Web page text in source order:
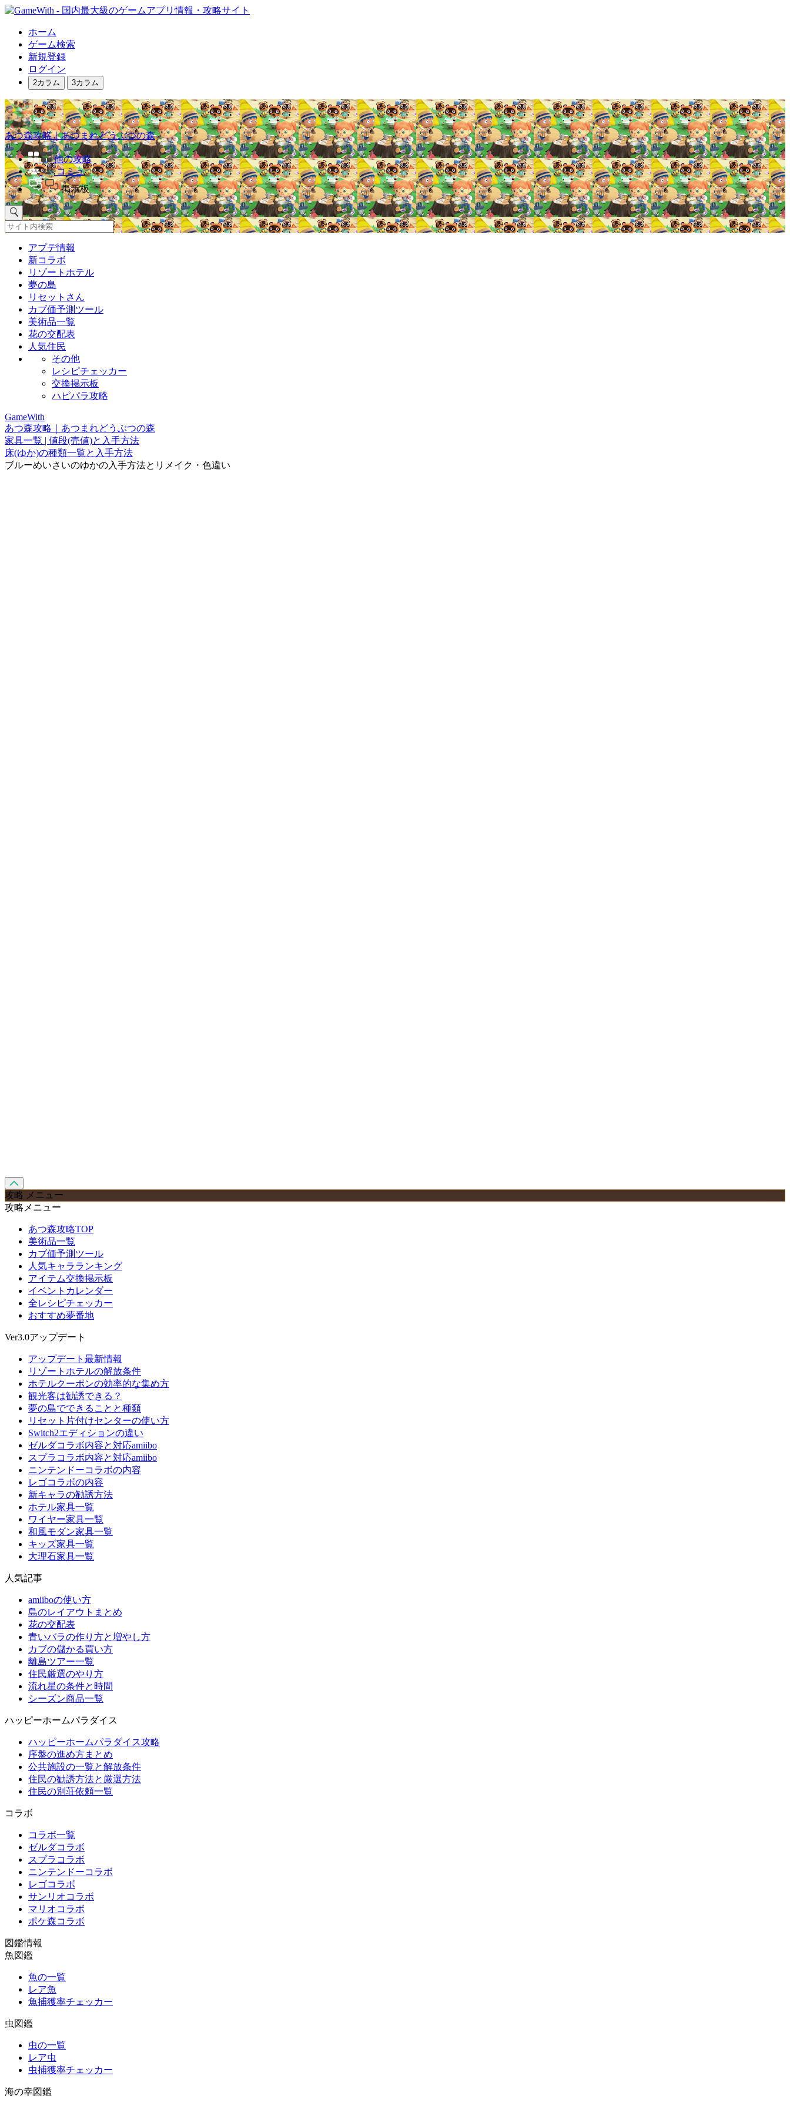
ホーム
ゲーム検索
新規登録
ログイン
2カラム 3カラム
あつ森攻略｜あつまれどうぶつの森
他の攻略
コミュ
掲示板
アプデ情報
新コラボ
リゾートホテル
夢の島
リセットさん
カブ価予測ツール
美術品一覧
花の交配表
人気住民
その他
レシピチェッカー
交換掲示板
ハピパラ攻略
GameWith
あつ森攻略｜あつまれどうぶつの森
家具一覧 | 値段(売値)と入手方法
床(ゆか)の種類一覧と入手方法
ブルーめいさいのゆかの入手方法とリメイク・色違い
攻略 メニュー
攻略メニュー
あつ森攻略TOP
美術品一覧
カブ価予測ツール
人気キャラランキング
アイテム交換掲示板
イベントカレンダー
全レシピチェッカー
おすすめ夢番地
Ver3.0アップデート
アップデート最新情報
リゾートホテルの解放条件
ホテルクーポンの効率的な集め方
観光客は勧誘できる？
夢の島でできることと種類
リセット片付けセンターの使い方
Switch2エディションの違い
ゼルダコラボ内容と対応amiibo
スプラコラボ内容と対応amiibo
ニンテンドーコラボの内容
レゴコラボの内容
新キャラの勧誘方法
ホテル家具一覧
ワイヤー家具一覧
和風モダン家具一覧
キッズ家具一覧
大理石家具一覧
人気記事
amiiboの使い方
島のレイアウトまとめ
花の交配表
青いバラの作り方と増やし方
カブの儲かる買い方
離島ツアー一覧
住民厳選のやり方
流れ星の条件と時間
シーズン商品一覧
ハッピーホームパラダイス
ハッピーホームパラダイス攻略
序盤の進め方まとめ
公共施設の一覧と解放条件
住民の勧誘方法と厳選方法
住民の別荘依頼一覧
コラボ
コラボ一覧
ゼルダコラボ
スプラコラボ
ニンテンドーコラボ
レゴコラボ
サンリオコラボ
マリオコラボ
ポケ森コラボ
図鑑情報
魚図鑑
魚の一覧
レア魚
魚捕獲率チェッカー
虫図鑑
虫の一覧
レア虫
虫捕獲率チェッカー
海の幸図鑑